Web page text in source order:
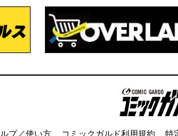
コミックガ
プ／使い方 コミックガルド利用規約 特